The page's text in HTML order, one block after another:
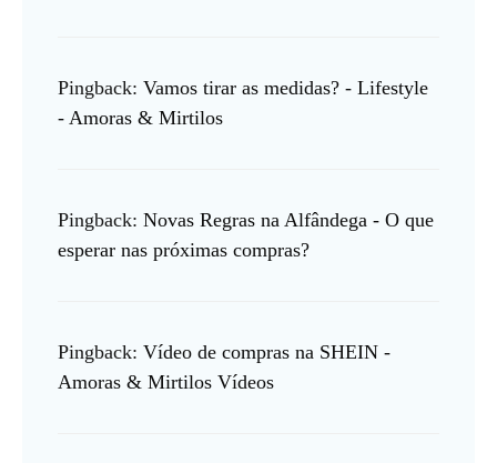
Pingback: Vamos tirar as medidas? - Lifestyle
- Amoras & Mirtilos
Pingback: Novas Regras na Alfândega - O que
esperar nas próximas compras?
Pingback: Vídeo de compras na SHEIN -
Amoras & Mirtilos Vídeos